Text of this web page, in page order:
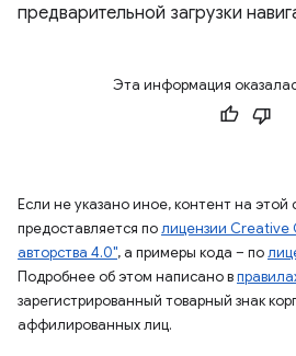
предварительной загрузки
Эта информация
Если не указано иное, контент на этой
предоставляется полицензии Creative
авторства 4.0", а примеры кода – по
Подробнее об этом написано в
зарегистрированный товарный знак
аффилированных лиц.